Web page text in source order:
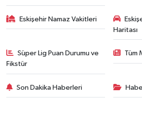
Eskişehir Namaz Vakitleri
Haritası
Süper Lig Puan Durumu ve
Fikstür
Tüm
Son Dakika Haberleri